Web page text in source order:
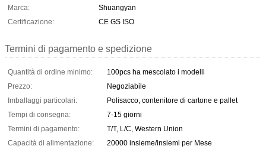
Marca:
Shuangyan
Certificazione:
CE GS ISO
Termini di pagamento e spedizione
Quantità di ordine minimo:
100pcs ha mescolato i modelli
Prezzo:
Negoziabile
Imballaggi particolari:
Polisacco, contenitore di cartone e pallet
Tempi di consegna:
7-15 giorni
Termini di pagamento:
T/T, L/C, Western Union
Capacità di alimentazione:
20000 insieme/insiemi per Mese